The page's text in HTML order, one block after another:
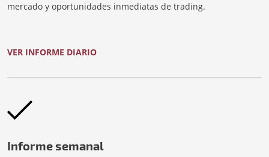
mercado y oportunidades inmediatas de trading.
VER INFORME DIARIO
Informe semanal